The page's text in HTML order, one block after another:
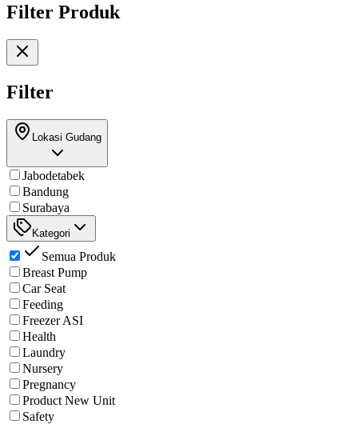
Filter Produk
Filter
Lokasi Gudang
Jabodetabek
Bandung
Surabaya
Kategori
Semua Produk
Breast Pump
Car Seat
Feeding
Freezer ASI
Health
Laundry
Nursery
Pregnancy
Product New Unit
Safety